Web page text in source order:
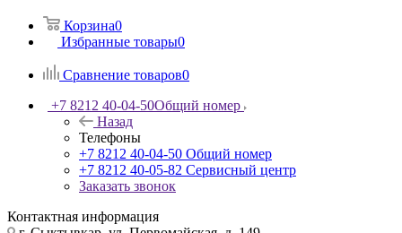
Корзина0
Избранные товары0
Сравнение товаров0
+7 8212 40-04-50Общий номер
Назад
Телефоны
+7 8212 40-04-50 Общий номер
+7 8212 40-05-82 Сервисный центр
Заказать звонок
Контактная информация